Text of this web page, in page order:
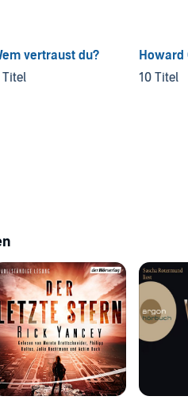
vertraust du?
Howard
10 Titel